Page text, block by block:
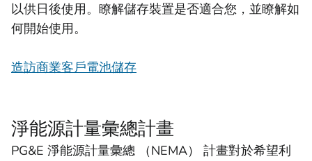
以供日後使用。瞭解儲存裝置是否適合您，並瞭解如
何開始使用。
造訪商業客戶電池儲存
淨能源計量彙總計畫
PG&E 淨能源計量彙總 （NEMA） 計畫對於希望利